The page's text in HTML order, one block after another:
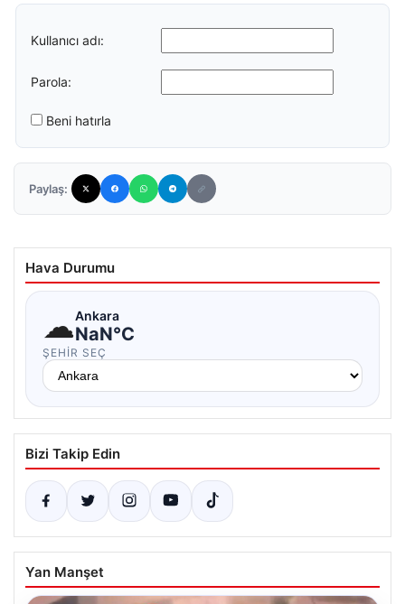
Kullanıcı adı:
Parola:
Beni hatırla
Paylaş:
Hava Durumu
☁Ankara
NaN°C
ŞEHIR SEÇ
Bizi Takip Edin
Yan Manşet